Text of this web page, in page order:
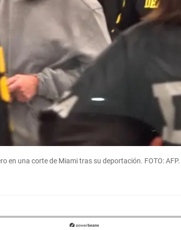
en una corte de Miami tras su deportación. FOTO: AFP.